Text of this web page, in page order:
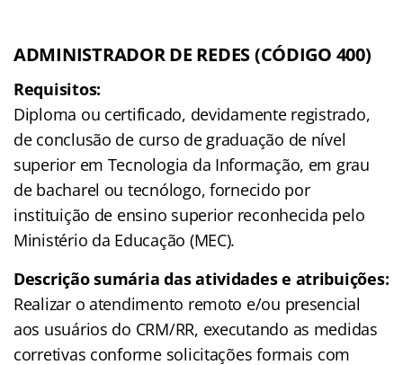
ADMINISTRADOR DE REDES (CÓDIGO 400)
Requisitos:
Diploma ou certificado, devidamente registrado,
de conclusão de curso de graduação de nível
superior em Tecnologia da Informação, em grau
de bacharel ou tecnólogo, fornecido por
instituição de ensino superior reconhecida pelo
Ministério da Educação (MEC).
Descrição sumária das atividades e atribuições:
Realizar o atendimento remoto e/ou presencial
aos usuários do CRM/RR, executando as medidas
corretivas conforme solicitações formais com